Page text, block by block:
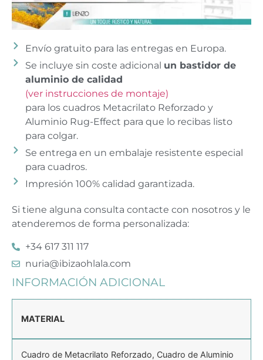
Envío gratuito para las entregas en Europa.
Se incluye sin coste adicional un bastidor de
aluminio de calidad
(ver instrucciones de montaje)
para los cuadros Metacrilato Reforzado y
Aluminio Rug-Effect para que lo recibas listo
para colgar.
Se entrega en un embalaje resistente especial
para cuadros.
Impresión 100% calidad garantizada.
Si tiene alguna consulta contacte con nosotros y le
atenderemos de forma personalizada:
+34 617 311 117
nuria@ibizaohlala.com
INFORMACIÓN ADICIONAL
MATERIAL
Cuadro de Metacrilato Reforzado, Cuadro de Aluminio